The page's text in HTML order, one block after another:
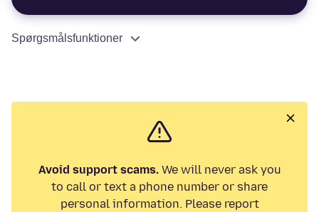
Spørgsmålsfunktioner
Avoid support scams.We will never ask you
to call or text a phone number or share
personal information. Please report